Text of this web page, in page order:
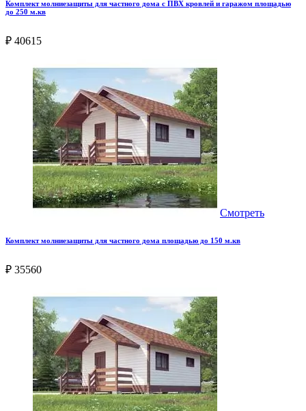
Комплект молниезащиты для частного дома с ПВХ кровлей и гаражом площадью
до 250 м.кв
₽ 40615
Смотреть
Комплект молниезащиты для частного дома площадью до 150 м.кв
₽ 35560